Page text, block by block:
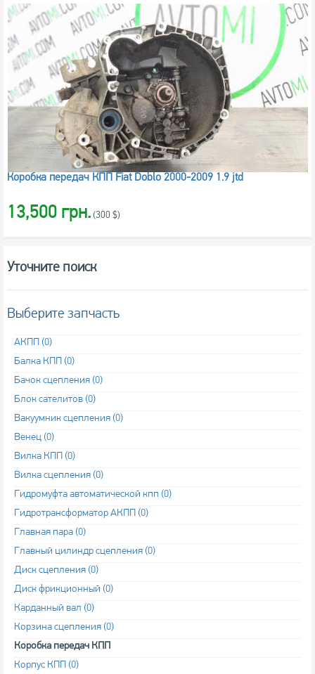
Коробка передач КПП Fiat Doblo 2000-2009 1.9 jtd
13,500 грн. (300 $)
Уточните поиск
Выберите запчасть
АКПП (0)
Балка КПП (0)
Бачок сцепления (0)
Блок сателитов (0)
Вакуумник сцепления (0)
Венец (0)
Вилка КПП (0)
Вилка сцепления (0)
Гидромуфта автоматической кпп (0)
Гидротрансформатор АКПП (0)
Главная пара (0)
Главный цилиндр сцепления (0)
Диск сцепления (0)
Диск фрикционный (0)
Карданный вал (0)
Корзина сцепления (0)
Коробка передач КПП
Корпус КПП (0)